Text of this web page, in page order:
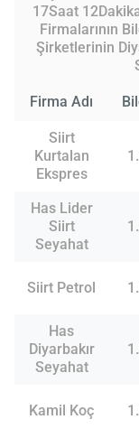
17Saat
Firmalarının
Şirketlerinin
Firma Adı
Siirt
Kurtalan
Ekspres
Has Lider
Siirt
Seyahat
Siirt Petrol
Has
Diyarbakır
Seyahat
Kamil Koç